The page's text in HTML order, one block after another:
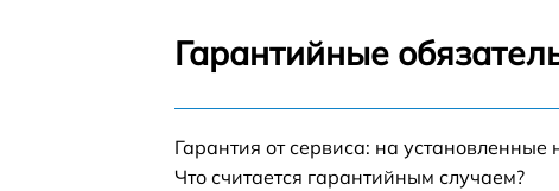
Калибровка и настройка тепловизора
Гарантийные
Гарантия от сервиса: на
Что считается гарантийным случаем?